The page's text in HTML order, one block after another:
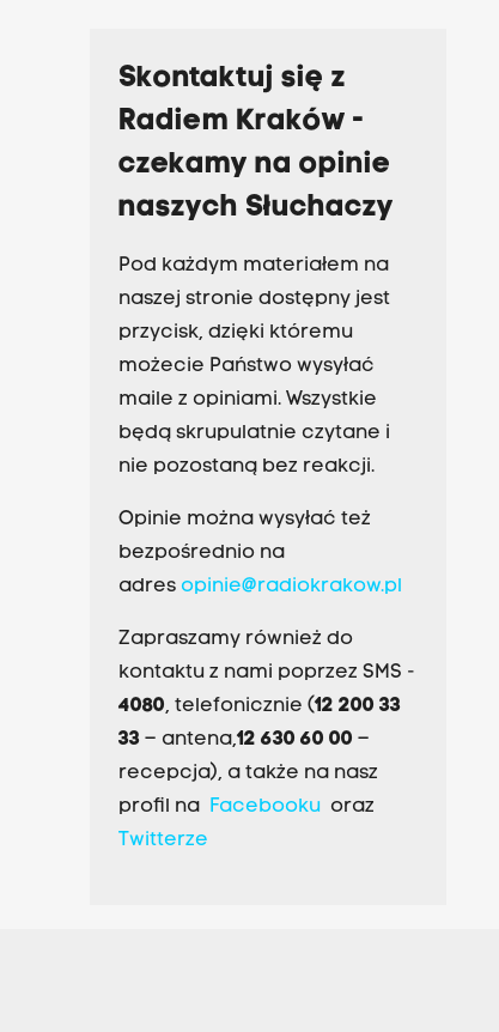
Skontaktuj się z
Radiem Kraków -
czekamy na opinie
naszych Słuchaczy
Pod każdym materiałem na
naszej stronie dostępny jest
przycisk, dzięki któremu
możecie Państwo wysyłać
maile z opiniami. Wszystkie
będą skrupulatnie czytane i
nie pozostaną bez reakcji.
Opinie można wysyłać też
bezpośrednio na
adres opinie@radiokrakow.pl
Zapraszamy również do
kontaktu z nami poprzez SMS -
4080, telefonicznie (12 200 33
33– antena,12 630 60 00 –
recepcja), a także na nasz
profil na Facebookuoraz
Twitterze